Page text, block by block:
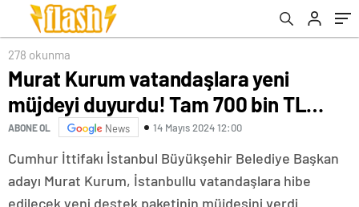
278 okunma
Murat Kurum vatandaşlara yeni
müjdeyi duyurdu! Tam 700 bin TL…
ABONE OL News 14 Mayıs 2024 12:00
Cumhur İttifakı İstanbul Büyükşehir Belediye Başkan
adayı Murat Kurum, İstanbullu vatandaşlara hibe
edilecek yeni destek paketinin müjdesini verdi.